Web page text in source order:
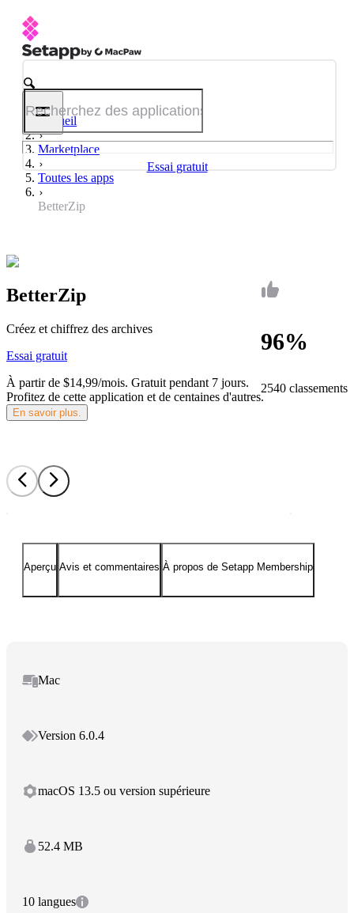
Essai gratuit
Accueil
Marketplace
Toutes les apps
BetterZip
96%
2540 classements
BetterZip
Créez et chiffrez des archives
Essai gratuit
À partir de $14,99/mois. Gratuit pendant 7 jours.
Profitez de cette application et de centaines d'autres.
En savoir plus.
Aperçu Avis et commentaires À propos de Setapp Membership
Mac
Version 6.0.4
macOS 13.5 ou version supérieure
52.4 MB
10 langues